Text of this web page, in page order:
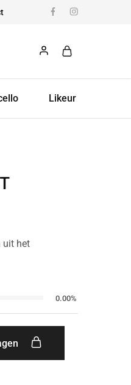
Likeur
uit het
0.00%